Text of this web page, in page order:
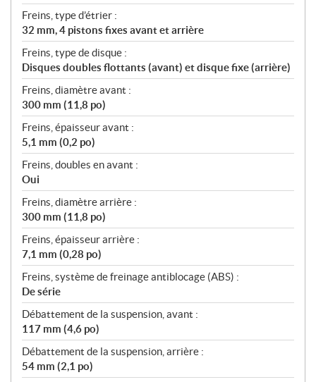
Freins, type d’étrier :
32 mm, 4 pistons fixes avant et arrière
Freins, type de disque :
Disques doubles flottants (avant) et disque fixe (arrière)
Freins, diamètre avant :
300 mm (11,8 po)
Freins, épaisseur avant :
5,1 mm (0,2 po)
Freins, doubles en avant :
Oui
Freins, diamètre arrière :
300 mm (11,8 po)
Freins, épaisseur arrière :
7,1 mm (0,28 po)
Freins, système de freinage antiblocage (ABS) :
De série
Débattement de la suspension, avant :
117 mm (4,6 po)
Débattement de la suspension, arrière :
54 mm (2,1 po)